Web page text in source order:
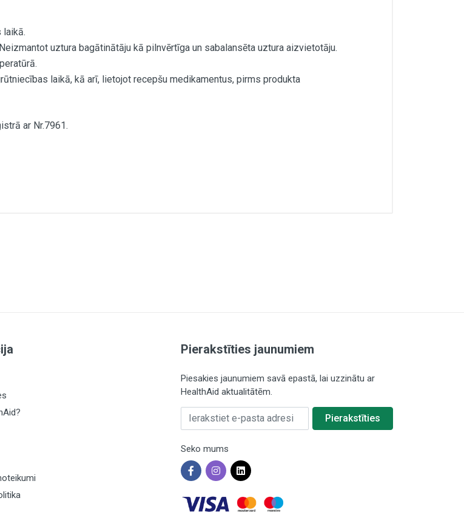
laikā.
uztura bagātinātāju kā pilnvērtīga un sabalansēta uztura aizvietotāju.
laikā, kā arī, lietojot recepšu medikamentus, pirms produkta
ar Nr.7961.
Pierakstīties jaunumiem
Piesakies jaunumiem savā epastā, lai uzzinātu ar
HealthAid aktualitātēm.
Ierakstiet e-pasta adresi Pierakstīties
Seko mums